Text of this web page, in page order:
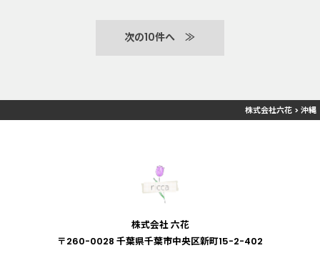
≫
株式会社六花 > 沖縄
株式会社 六花
〒260-0028 千葉県千葉市中央区新町15-2-402